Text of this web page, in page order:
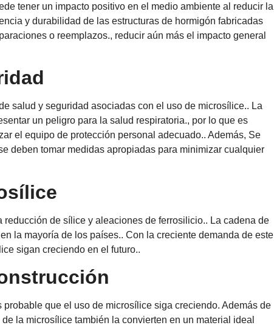
tener un impacto positivo en el medio ambiente al reducir la
y durabilidad de las estructuras de hormigón fabricadas
o reemplazos., reducir aún más el impacto general
salud y seguridad asociadas con el uso de microsílice.. La
un peligro para la salud respiratoria., por lo que es
el equipo de protección personal adecuado.. Además, Se
deben tomar medidas apropiadas para minimizar cualquier
de sílice y aleaciones de ferrosilicio.. La cadena de
la mayoría de los países.. Con la creciente demanda de este
sigan creciendo en el futuro..
que el uso de microsílice siga creciendo. Además de
la microsílice también la convierten en un material ideal